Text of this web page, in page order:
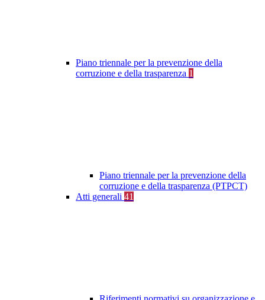
Piano triennale per la prevenzione della
corruzione e della trasparenza 1
Piano triennale per la prevenzione della
corruzione e della trasparenza (PTPCT)
Atti generali 41